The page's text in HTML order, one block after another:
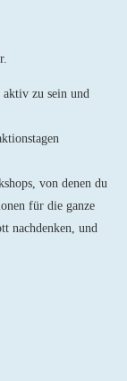
aktiv zu sein und
von denen du
für die ganze
nachdenken, und